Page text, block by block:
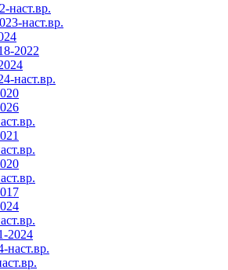
наст.вр.
наст.вр.
2022
наст.вр.
2024
наст.вр.